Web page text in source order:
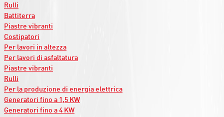
Rulli
Battiterra
Piastre vibranti
Costipatori
Per lavori in altezza
Per lavori di asfaltatura
Piastre vibranti
Rulli
Per la produzione di energia elettrica
Generatori fino a 1,5 KW
Generatori fino a 4 KW